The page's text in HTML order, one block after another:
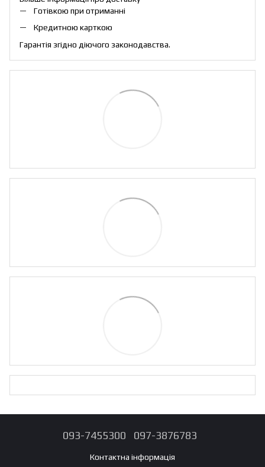
Готівкою при отриманні
Кредитною карткою
Гарантія згідно діючого законодавства.
093-7455300 097-3876783
Контактна інформація